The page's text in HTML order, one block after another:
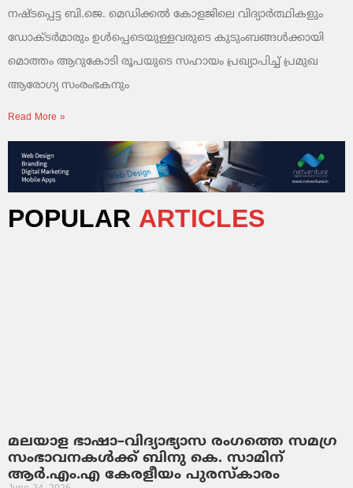
നഷ്ടപ്പെട്ട ബി.ജെ. മെഡിക്കൽ കോളജിലെ വിദ്യാർത്ഥികളും
ഡോക്ടർമാരും ഉള്‍പ്പെടെയുള്ളവരുടെ കുടുംബങ്ങൾക്കായി
മൊത്തം ആറുകോടി രൂപയുടെ സഹായം പ്രഖ്യാപിച്ച് പ്രമുഖ
ആരോഗ്യ സംരംഭകനും
Read More »
POPULAR ARTICLES
മലയാള ഭാഷാ–വിദ്യാഭ്യാസ രംഗത്തെ സമഗ്ര
സംഭാവനകൾക്ക് ബിനു കെ. സാമിന്
ആർ.എം.എ കേരളീയം പുരസ്‌കാരം